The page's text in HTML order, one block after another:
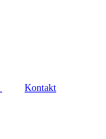
Kontakt